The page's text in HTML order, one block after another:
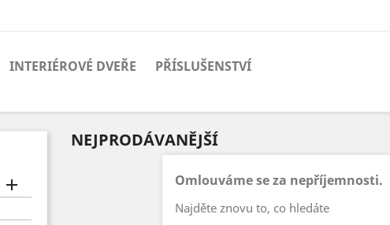
INTERIÉROVÉ DVEŘE PŘÍSLUŠENSTVÍ

NEJPRODÁVANĚJŠÍ
Omlouváme se za nepříjemnosti.
Najděte znovu to, co hledáte